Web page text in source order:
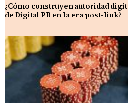
¿Cómo construyen autoridad
de Digital PR en la era post-link?